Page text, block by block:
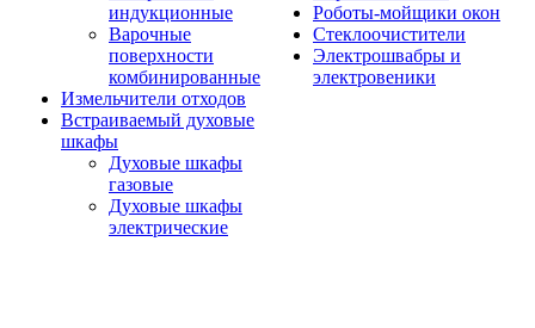
индукционные
Варочные
поверхности
комбинированные
Измельчители отходов
Встраиваемый духовые
шкафы
Духовые шкафы
газовые
Духовые шкафы
электрические
Роботы-мойщики окон
Стеклоочистители
Электрошвабры и
электровеники